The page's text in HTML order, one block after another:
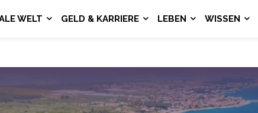
WELT GELD & KARRIERE LEBEN WISSEN